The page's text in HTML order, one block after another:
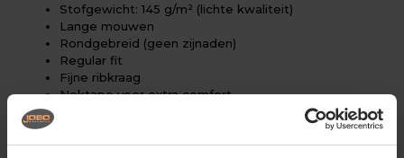
Stofgewicht: 145 g/m² (lichte kwaliteit)
Lange mouwen
Rondgebreid (geen zijnaden)
Regular fit
Fijne ribkraag
Nektape voor extra comfort